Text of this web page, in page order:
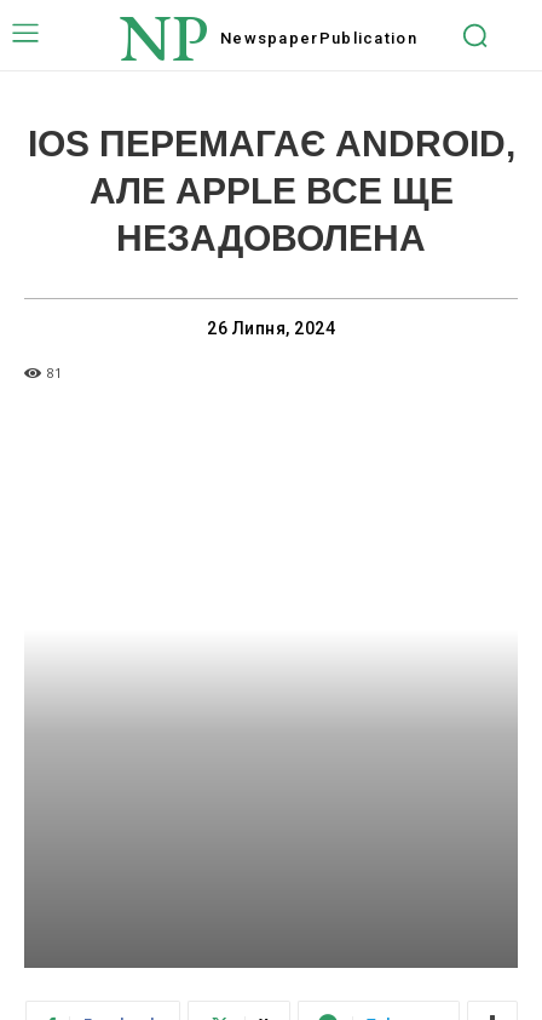
NP Newspaper Publication
IOS ПЕРЕМАГАЄ ANDROID,
АЛЕ APPLE ВСЕ ЩЕ
НЕЗАДОВОЛЕНА
26 Липня, 2024
81